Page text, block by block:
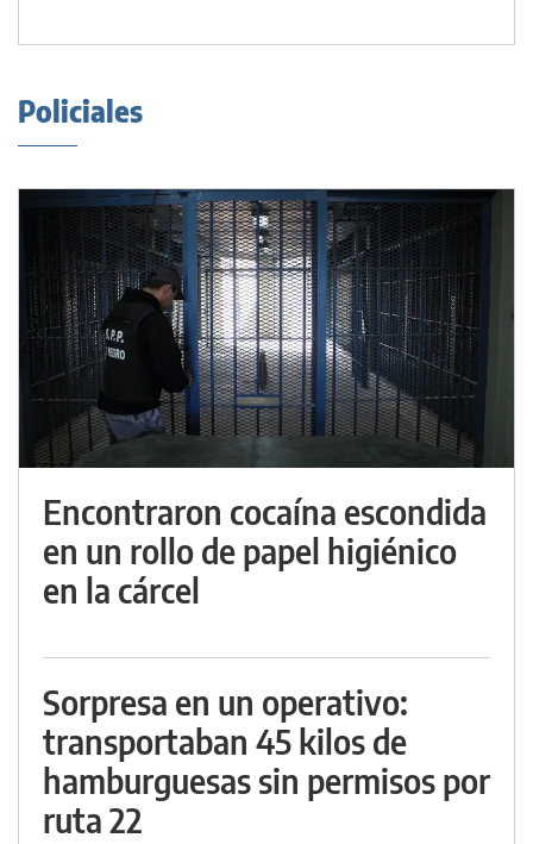
Policiales
Encontraron cocaína escondida
en un rollo de papel higiénico
en la cárcel
Sorpresa en un operativo:
transportaban 45 kilos de
hamburguesas sin permisos por
ruta 22